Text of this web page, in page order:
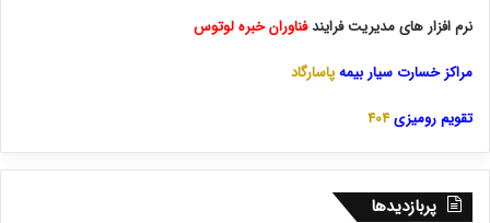
نرم افزار های مدیریت فرایندفناوران خبره لوتوس
مراکز خسارت سیار بیمهپاسارگاد
تقویم رومیزی404
پربازدیدها